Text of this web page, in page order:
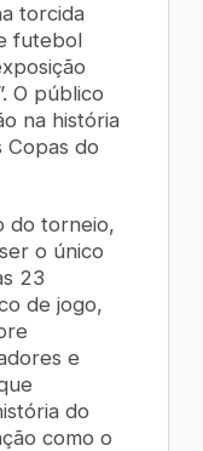
torcida
futebol
O público
na história
Copas do
do torneio,
o único
23
de jogo,
e
do
como o